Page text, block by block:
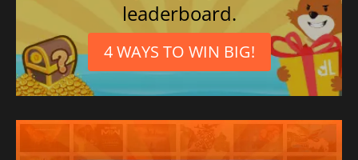
leaderboard.
4 WAYS TO WIN BIG!